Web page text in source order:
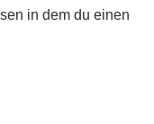
in dem du einen